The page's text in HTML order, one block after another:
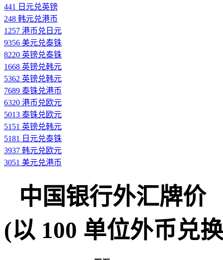
441 日元兑英镑
248 韩元兑港币
1257 港币兑日元
9356 美元兑泰铢
8220 英镑兑泰铢
1668 英镑兑韩元
5362 英镑兑韩元
7689 泰铢兑港币
6320 港币兑欧元
5013 泰铢兑欧元
5151 英镑兑韩元
5181 日元兑泰铢
3937 韩元兑欧元
3051 美元兑港币
中国银行外汇牌价
(以 100 单位外币兑